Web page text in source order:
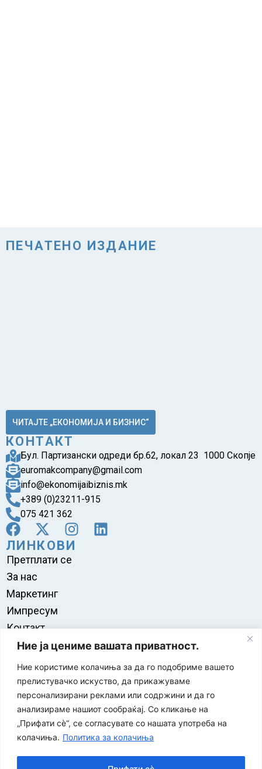
Ние ја цениме вашата приватност.
Ние користиме колачиња за да го подобриме вашето
прелистувачко искуство, да прикажуваме
персонализирани реклами или содржини и да го
анализираме нашиот сообраќај. Со кликање на
„Прифати сè“, се согласувате со нашата употреба на
колачиња. Политика за колачиња
ПЕЧАТЕНО ИЗДАНИЕ
ЧИТАЈТЕ „ЕКОНОМИЈА И БИЗНИС“
КОНТАКТ
Бул. Партизански одреди бр.62, локал 23 1000 Скопје
euromakcompany@gmail.com
info@ekonomijaibiznis.mk
+389 (0)23211-915
075 421 362
ЛИНКОВИ
Претплати се
За нас
Маркетинг
Импресум
Контакт
Правила на користење